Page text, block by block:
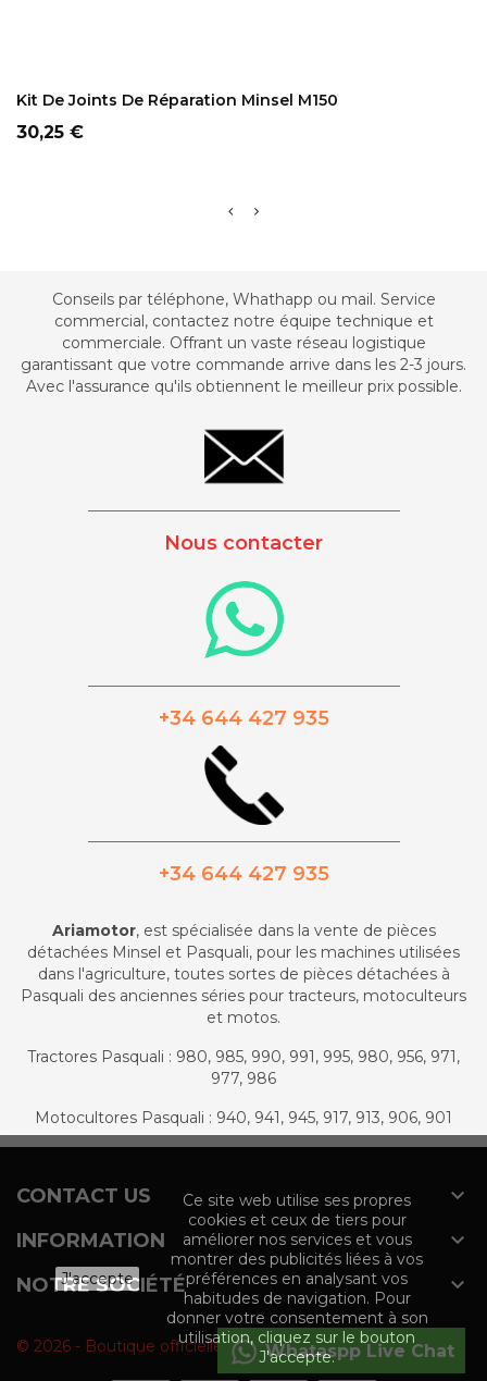
Kit De Joints De Réparation Minsel M150
Prix
30,25 €
Conseils par téléphone, Whathapp ou mail. Service
commercial, contactez notre équipe technique et
commerciale. Offrant un vaste réseau logistique
garantissant que votre commande arrive dans les 2-3 jours.
Avec l'assurance qu'ils obtiennent le meilleur prix possible.
Nous contacter
+34 644 427 935
+34 644 427 935
Ariamotor, est spécialisée dans la vente de pièces
détachées Minsel et Pasquali, pour les machines utilisées
dans l'agriculture, toutes sortes de pièces détachées à
Pasquali des anciennes séries pour tracteurs, motoculteurs
et motos.
Tractores Pasquali : 980, 985, 990, 991, 995, 980, 956, 971,
977, 986
Motocultores Pasquali : 940, 941, 945, 917, 913, 906, 901
CONTACT US 
INFORMATION 
NOTRE SOCIÉTÉ 
Whataspp Live Chat
J'accepte
Ce site web utilise ses propres
cookies et ceux de tiers pour
améliorer nos services et vous
montrer des publicités liées à vos
préférences en analysant vos
habitudes de navigation. Pour
donner votre consentement à son
utilisation, cliquez sur le bouton
J'accepte.
© 2026 - Boutique officielle du groupe Agromaquinaria